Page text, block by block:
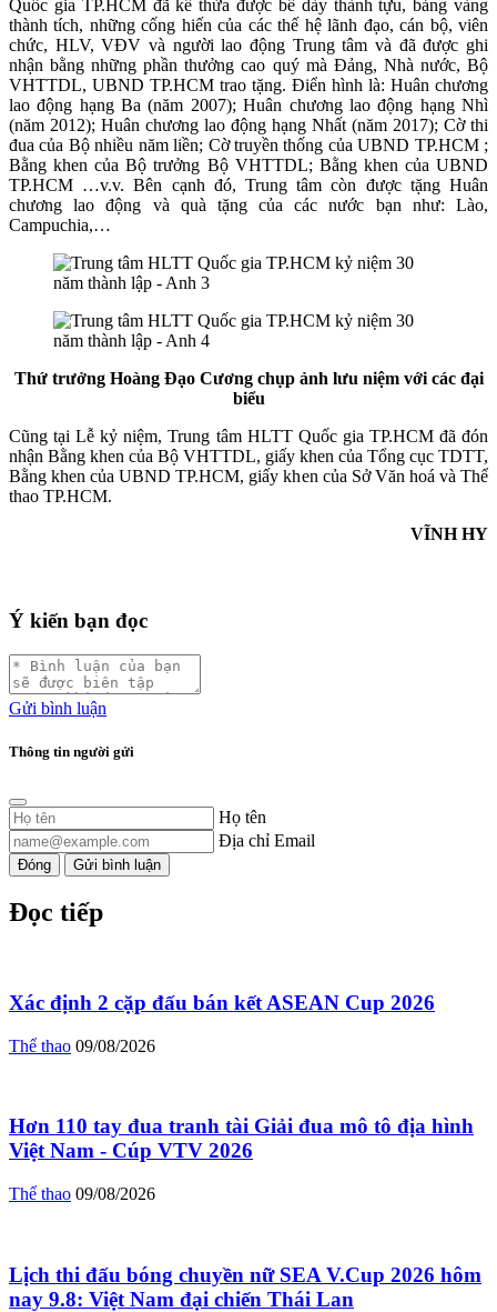
Quốc gia TP.HCM đã kế thừa được bề dày thành tựu, bảng vàng
thành tích, những cống hiến của các thế hệ lãnh đạo, cán bộ, viên
chức, HLV, VĐV và người lao động Trung tâm và đã được ghi
nhận bằng những phần thưởng cao quý mà Đảng, Nhà nước, Bộ
VHTTDL, UBND TP.HCM trao tặng. Điển hình là: Huân chương
lao động hạng Ba (năm 2007); Huân chương lao động hạng Nhì
(năm 2012); Huân chương lao động hạng Nhất (năm 2017); Cờ thi
đua của Bộ nhiều năm liền; Cờ truyền thống của UBND TP.HCM ;
Bằng khen của Bộ trưởng Bộ VHTTDL; Bằng khen của UBND
TP.HCM …v.v. Bên cạnh đó, Trung tâm còn được tặng Huân
chương lao động và quà tặng của các nước bạn như: Lào,
Campuchia,…
Thứ trưởng Hoàng Đạo Cương chụp ảnh lưu niệm với các đại
biểu
Cũng tại Lễ kỷ niệm, Trung tâm HLTT Quốc gia TP.HCM đã đón
nhận Bằng khen của Bộ VHTTDL, giấy khen của Tổng cục TDTT,
Bằng khen của UBND TP.HCM, giấy khen của Sở Văn hoá và Thể
thao TP.HCM.
VĨNH HY
Ý kiến bạn đọc
Gửi bình luận
Thông tin người gửi
Họ tên
Địa chỉ Email
Đóng Gửi bình luận
Đọc tiếp
Xác định 2 cặp đấu bán kết ASEAN Cup 2026
Thể thao 09/08/2026
Hơn 110 tay đua tranh tài Giải đua mô tô địa hình
Việt Nam - Cúp VTV 2026
Thể thao 09/08/2026
Lịch thi đấu bóng chuyền nữ SEA V.Cup 2026 hôm
nay 9.8: Việt Nam đại chiến Thái Lan